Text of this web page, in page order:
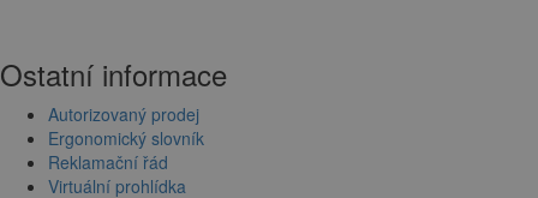
Ostatní informace
Autorizovaný prodej
Ergonomický slovník
Reklamační řád
Virtuální prohlídka